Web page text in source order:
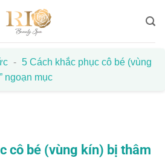
- 5 Cách khắc phục cô bé (vùng
ngoạn mục
cô bé (vùng kín) bị thâm